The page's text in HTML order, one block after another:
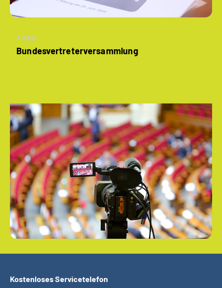
Artikel
Bundesvertreter­versammlung
Kostenloses Servicetelefon